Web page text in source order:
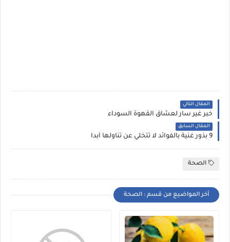
المقال التالي
خبر غير سار لعشاق القهوة السوداء
المقال السابق
9 بذور غنية بالفوائد لا تتخلي عن تناولها أبداً
الصحة
أخر المواضيع من قسم : الصحة